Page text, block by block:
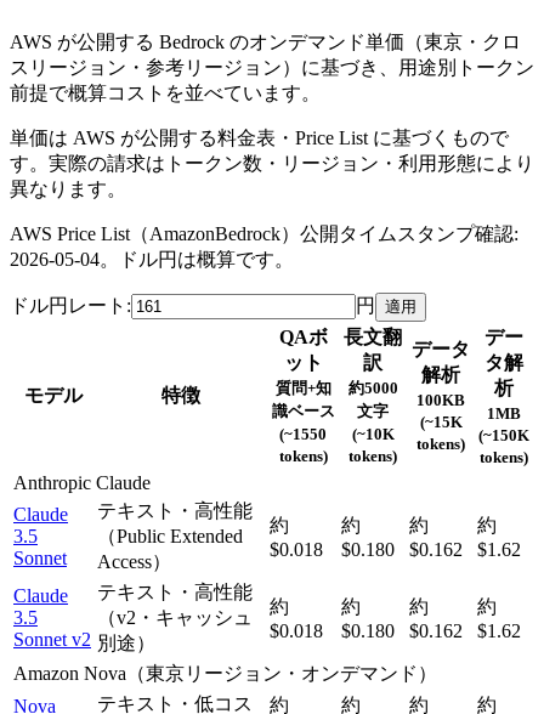
AWS が公開する Bedrock のオンデマンド単価（東京・クロ
スリージョン・参考リージョン）に基づき、用途別トークン
前提で概算コストを並べています。
単価は AWS が公開する料金表・Price List に基づくもので
す。実際の請求はトークン数・リージョン・利用形態により
異なります。
AWS Price List（AmazonBedrock）公開タイムスタンプ確認:
2026-05-04。ドル円は概算です。
ドル円レート: 円 適用
モデル 特徴
QAボ
ット
質問+知
識ベース
(~1550
tokens)
長文翻
訳
約5000
文字
(~10K
tokens)
データ
解析
100KB
(~15K
tokens)
デー
タ解
析
1MB
(~150K
tokens)
Anthropic Claude
Claude
3.5
Sonnet
テキスト・高性能
（Public Extended
Access）
約
$0.018
約
$0.180
約
$0.162
約
$1.62
Claude
3.5
Sonnet v2
テキスト・高性能
（v2・キャッシュ
別途）
約
$0.018
約
$0.180
約
$0.162
約
$1.62
Amazon Nova（東京リージョン・オンデマンド）
Nova
テキスト・低コス 約 約 約 約